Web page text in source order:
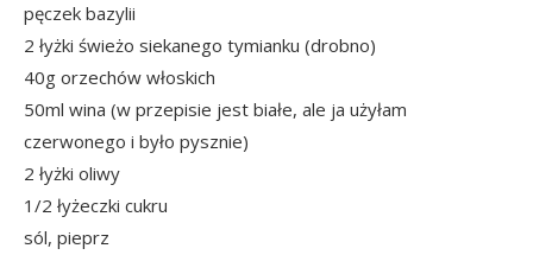
pęczek bazylii
2 łyżki świeżo siekanego tymianku (drobno)
40g orzechów włoskich
50ml wina (w przepisie jest białe, ale ja użyłam
czerwonego i było pysznie)
2 łyżki oliwy
1/2 łyżeczki cukru
sól, pieprz